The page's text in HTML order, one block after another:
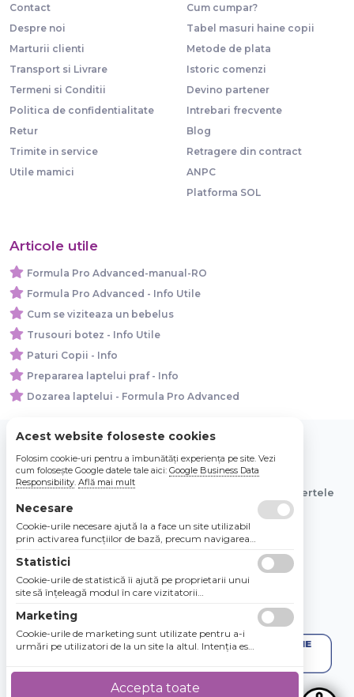
Contact
Despre noi
Marturii clienti
Transport si Livrare
Termeni si Conditii
Politica de confidentialitate
Retur
Trimite in service
Utile mamici
Cum cumpar?
Tabel masuri haine copii
Metode de plata
Istoric comenzi
Devino partener
Intrebari frecvente
Blog
Retragere din contract
ANPC
Platforma SOL
Articole utile
Formula Pro Advanced-manual-RO
Formula Pro Advanced - Info Utile
Cum se viziteaza un bebelus
Trusouri botez - Info Utile
Paturi Copii - Info
Prepararea laptelui praf - Info
Dozarea laptelui - Formula Pro Advanced
© 2026 Bebe Nou Online Store SRL
Toate preturile sunt exprimate in lei si includ tva. Ofertele
sunt valabile in limita stocului disponibil.
Acest website foloseste cookies
Folosim cookie-uri pentru a îmbunătăți experiența pe site. Vezi
cum folosește Google datele tale aici: Google Business Data
Responsibility. Află mai mult
Necesare
Cookie-urile necesare ajută la a face un site utilizabil
prin activarea funcţiilor de bază, precum navigarea
Site-ul nu poate funcţiona corespunzător fără aceste
cookie-uri.
Statistici
Cookie-urile de statistică îi ajută pe proprietarii unui
site să înţeleagă modul în care vizitatorii
raportarea informaţiilor în mod anonim.
Marketing
Cookie-urile de marketing sunt utilizate pentru a-i
urmări pe utilizatori de la un site la altul. Intenţia este
utilizatorii individuali, aşadar ele sunt mai valoroase
pentru agenţiile de puiblicitate şi părţile terţe care se
Accepta toate